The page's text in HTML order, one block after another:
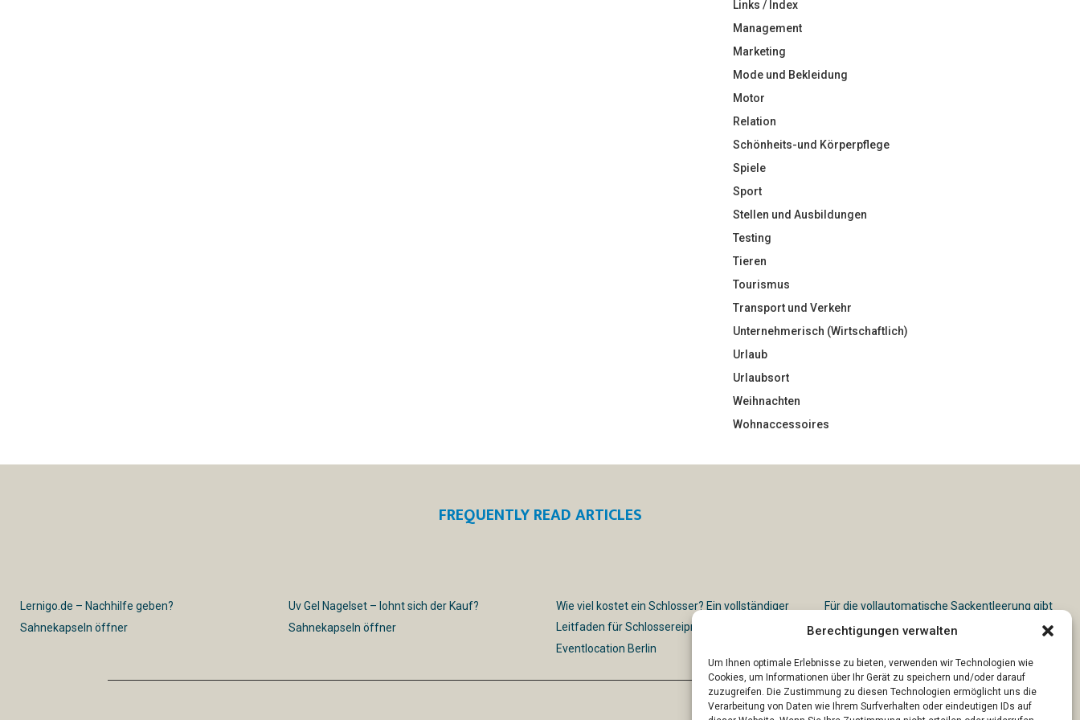
Berechtigungen verwalten
Um Ihnen optimale Erlebnisse zu bieten, verwenden wir Technologien wie
Cookies, um Informationen über Ihr Gerät zu speichern und/oder darauf
zuzugreifen. Die Zustimmung zu diesen Technologien ermöglicht uns die
Verarbeitung von Daten wie Ihrem Surfverhalten oder eindeutigen IDs auf
Links / Index
Management
Marketing
Mode und Bekleidung
Motor
Relation
Schönheits-und Körperpflege
Spiele
Sport
Stellen und Ausbildungen
Testing
Tieren
Tourismus
Transport und Verkehr
Unternehmerisch (Wirtschaftlich)
Urlaub
Urlaubsort
Weihnachten
Wohnaccessoires
FREQUENTLY READ ARTICLES
Lernigo.de – Nachhilfe geben?
Sahnekapseln öffner
Uv Gel Nagelset – lohnt sich der Kauf?
Sahnekapseln öffner
Wie viel kostet ein Schlosser? Ein vollständiger
Leitfaden für Schlossereipreise
Eventlocation Berlin
Für die vollautomatische Sackentleerung gibt
es vielfältige Lösungen